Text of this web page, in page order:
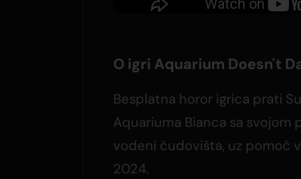
O igri Aquarium Doesn't
Besplatna horor igrica prati
Aquariuma Bianca sa
vodeni čudovišta, uz pomoć
2024.